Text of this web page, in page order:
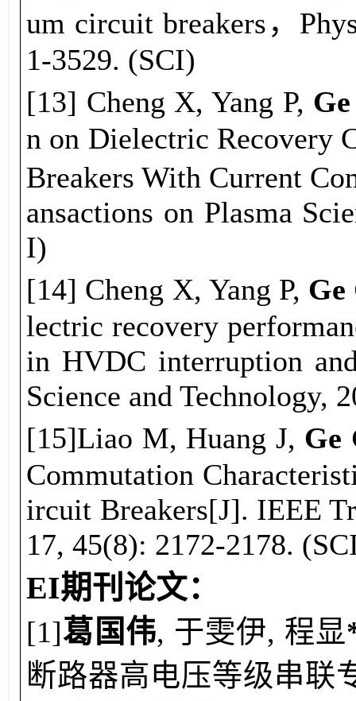
um circuit breakers，
1-3529. (SCI)
[13] Cheng X, Yang P, Ge
n on Dielectric Recovery
Breakers With Current
ansactions on Plasma
I)
[14] Cheng X, Yang P, Ge
lectric recovery
in HVDC interruption
Science and Technology,
[15]Liao M, Huang J, Ge
Commutation
ircuit Breakers[J]. IEEE
17, 45(8): 2172-2178.
EI期刊论文：
[1]葛国伟, 于雯伊, 程显
断路器高电压等级串联